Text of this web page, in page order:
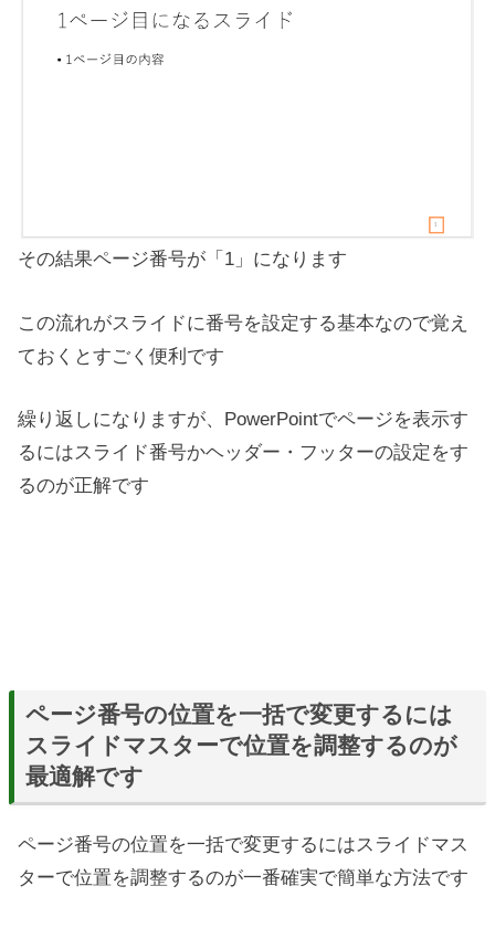
その結果ページ番号が「1」になります
この流れがスライドに番号を設定する基本なので覚え
ておくとすごく便利です
繰り返しになりますが、PowerPointでページを表示す
るにはスライド番号かヘッダー・フッターの設定をす
るのが正解です
ページ番号の位置を一括で変更するには
スライドマスターで位置を調整するのが
最適解です
ページ番号の位置を一括で変更するにはスライドマス
ターで位置を調整するのが一番確実で簡単な方法です